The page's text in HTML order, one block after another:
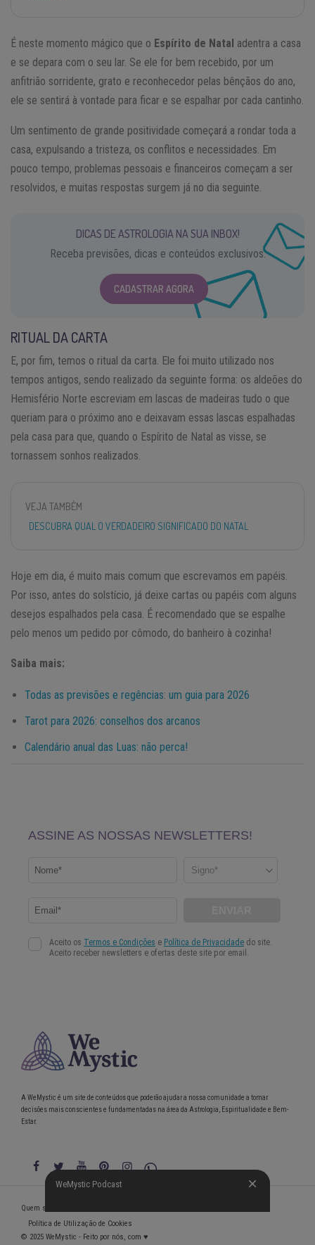
É neste momento mágico que o Espírito de Natal adentra a casa
e se depara com o seu lar. Se ele for bem recebido, por um
anfitrião sorridente, grato e reconhecedor pelas bênçãos do ano,
ele se sentirá à vontade para ficar e se espalhar por cada cantinho.
Um sentimento de grande positividade começará a rondar toda a
casa, expulsando a tristeza, os conflitos e necessidades. Em
pouco tempo, problemas pessoais e financeiros começam a ser
resolvidos, e muitas respostas surgem já no dia seguinte.
DICAS DE ASTROLOGIA NA SUA INBOX!
Receba previsões, dicas e conteúdos exclusivos.
CADASTRAR AGORA
RITUAL DA CARTA
E, por fim, temos o ritual da carta. Ele foi muito utilizado nos
tempos antigos, sendo realizado da seguinte forma: os aldeões do
Hemisfério Norte escreviam em lascas de madeiras tudo o que
queriam para o próximo ano e deixavam essas lascas espalhadas
pela casa para que, quando o Espírito de Natal as visse, se
tornassem sonhos realizados.
VEJA TAMBÉM
DESCUBRA QUAL O VERDADEIRO SIGNIFICADO DO NATAL
Hoje em dia, é muito mais comum que escrevamos em papéis.
Por isso, antes do solstício, já deixe cartas ou papéis com alguns
desejos espalhados pela casa. É recomendado que se espalhe
pelo menos um pedido por cômodo, do banheiro à cozinha!
Saiba mais:
Todas as previsões e regências: um guia para 2026
Tarot para 2026: conselhos dos arcanos
Calendário anual das Luas: não perca!
WeMystic Podcast
A WeMystic é um site de conteúdos que poderão ajudar a nossa comunidade a tomar
decisões mais conscientes e fundamentadas na área da Astrologia, Espiritualidade e Bem-
Estar.
WeMystic Podcast
Quem somos
Política de Utilização de Cookies
© 2025 WeMystic - Feito por nós, com ♥